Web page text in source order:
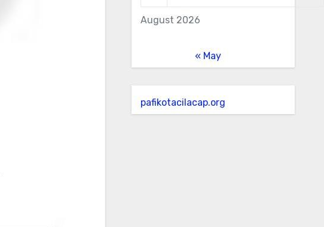
August 2026
« May
pafikotacilacap.org